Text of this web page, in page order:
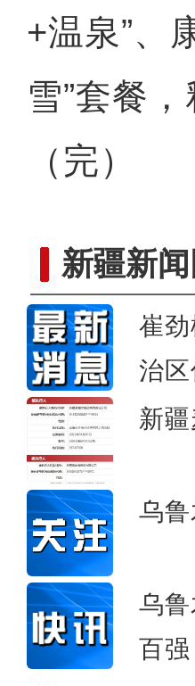
+温泉”、
雪”套餐
（完）
新疆新闻
崔
治
新
乌
乌
百强